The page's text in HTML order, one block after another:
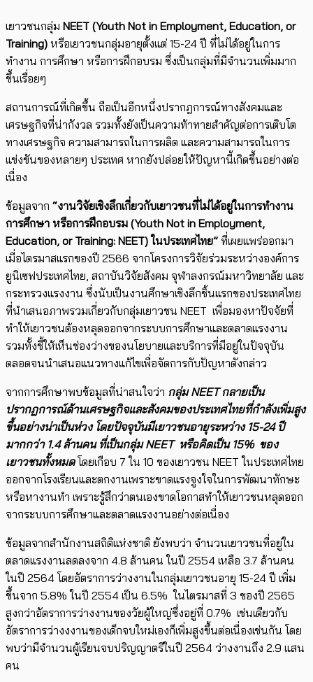
เยาวชนกลุ่ม NEET (Youth Not in Employment, Education, or
Training) หรือเยาวชนกลุ่มอายุตั้งแต่ 15-24 ปี ที่ไม่ได้อยู่ในการ
ทำงาน การศึกษา หรือการฝึกอบรม ซึ่งเป็นกลุ่มที่มีจำนวนเพิ่มมาก
ขึ้นเรื่อยๆ
สถานการณ์ที่เกิดขึ้น ถือเป็นอีกหนึ่ง​ปรากฎการณ์ทางสังคมและ
เศรษฐกิจที่น่ากังวล ​รวมทั้งยังเป็นความท้าทายสำคัญต่อการเติบโต
ทางเศรษฐกิจ ความสามารถในการผลิต และความสามารถในการ
แข่งขันของหลายๆ ประเทศ หากยังปล่อยให้ปัญหานี้เกิดขึ้นอย่างต่อ
เนื่อง
ข้อมูลจาก “งานวิจัยเชิงลึกเกี่ยวกับเยาวชนที่ไม่ได้อยู่ในการทำงาน
การศึกษา หรือการฝึกอบรม (Youth Not in Employment,
Education, or Training: NEET) ในประเทศไทย” ที่เผยแพร่ออกมา
เมื่อไตรมาสแรกของปี 2566 ​จากโครงการวิจัยร่วมระหว่างองค์การ
ยูนิเซฟประเทศไทย, สถาบันวิจัยสังคม จุฬาลงกรณ์มหาวิทยาลัย และ
กระทรวงแรงงาน ซึ่งนับเป็นงานศึกษาเชิงลึกชิ้นแรกของประเทศไทย
ที่นำเสนอภาพรวมเกี่ยวกับกลุ่มเยาวชน NEET เพื่อมองหาปัจจัยที่
ทำให้เยาวชนต้องหลุดออกจากระบบการศึกษาและตลาดแรงงาน
รวมทั้งชี้ให้เห็นช่องว่างของนโยบายและบริการที่มีอยู่ในปัจจุบัน
ตลอดจนนำเสนอแนวทางแก้ไขเพื่อจัดการกับปัญหาดังกล่าว
จากการศึกษาพบข้อมูลที่น่าสนใจว่า กลุ่ม NEET กลายเป็น
ปรากฏการณ์ด้านเศรษฐกิจและสังคมของประเทศไทยที่กำลังเพิ่มสูง
ขึ้นอย่าง​น่าเป็นห่วง โดยปัจจุบันมีเยาวชนอายุระหว่าง 15-24 ปี
มากกว่า 1.4 ล้านคน ที่เป็นกลุ่ม NEET หรือคิดเป็น​ 15% ของ
เยาวชนทั้งหมดโดยเกือบ 7 ใน 10 ของเยาวชน NEET ในประเทศไทย
ออกจากโรงเรียนและตกงานเพราะขาดแรงจูงใจในการพัฒนาทักษะ
หรือหางานทำ เพราะรู้สึกว่าตนเองขาดโอกาสทำให้เยาวชนหลุดออก
จากระบบการศึกษาและตลาดแรงงานอย่างต่อเนื่อง ​
ข้อมูลจากสำนักงานสถิติแห่งชาติ ยังพบว่า จำนวนเยาวชนที่อยู่ใน
ตลาดแรงงานลดลงจาก 4.8 ล้านคน ในปี 2554 เหลือ 3.7 ล้านคน
ในปี 2564 โดย​อัตราการว่างงานในกลุ่มเยาวชนอายุ 15-24 ปี เพิ่ม
ขึ้นจาก​​ 5.8% ในปี 2554 เป็น 6.5% ในไตรมาสที่ 3 ของปี 2565
สูงกว่าอัตราการว่างงานของวัยผู้ใหญ่ซึ่งอยู่ที่ 0.7% เช่นเดียวกับ
อัตราการว่างงงานของเด็กจบใหม่เองก็เพิ่มสูงขึ้นต่อเนื่องเช่นกัน โดย
พบว่ามีจำนวนผู้เรียนจบปริญญาตรีในปี 2564 ว่างงานถึง 2.9 แสน
คน